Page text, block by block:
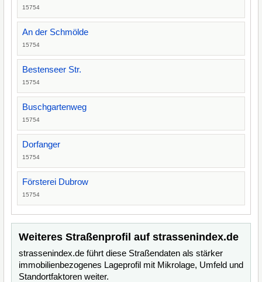
15754
An der Schmölde
15754
Bestenseer Str.
15754
Buschgartenweg
15754
Dorfanger
15754
Försterei Dubrow
15754
Weiteres Straßenprofil auf strassenindex.de
strassenindex.de führt diese Straßendaten als stärker
immobilienbezogenes Lageprofil mit Mikrolage, Umfeld und
Standortfaktoren weiter.